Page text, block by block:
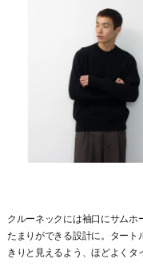
クルーネックには袖口にサムホ
たまりができる設計に。タート
きりと見えるよう、ほどよくタ